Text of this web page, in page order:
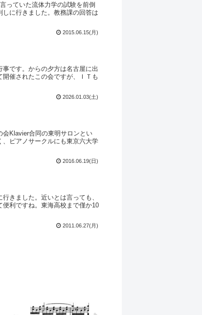
っていた流体力学の試験を前倒
に行きました。教務課の回答は
2015.06.15(月)
です。からの夕方は名古屋に出
催されたこの会ですが、ＩＴも
2026.01.03(土)
Klavier合同の東明サロンとい
ピアノサークルにも東京六大学
2016.06.19(日)
きました。近いとは言っても、
利ですね。東海高校まで僅か10
2011.06.27(月)